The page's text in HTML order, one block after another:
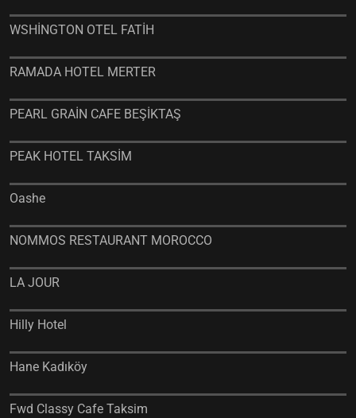
WSHİNGTON OTEL FATİH
RAMADA HOTEL MERTER
PEARL GRAİN CAFE BEŞİKTAŞ
PEAK HOTEL TAKSİM
Oashe
NOMMOS RESTAURANT MOROCCO
LA JOUR
Hilly Hotel
Hane Kadıköy
Fwd Classy Cafe Taksim